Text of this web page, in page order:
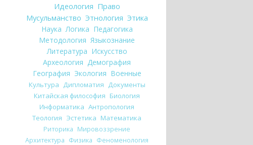
Идеология Право
Мусульманство Этнология Этика
Наука Логика Педагогика
Методология Языкознание
Литература Искусство
Археология Демография
География Экология Военные
Культура Дипломатия Документы
Китайская философия Биология
Информатика Антропология
Теология Эстетика Математика
Риторика Мировоззрение
Архитектура Физика Феноменология